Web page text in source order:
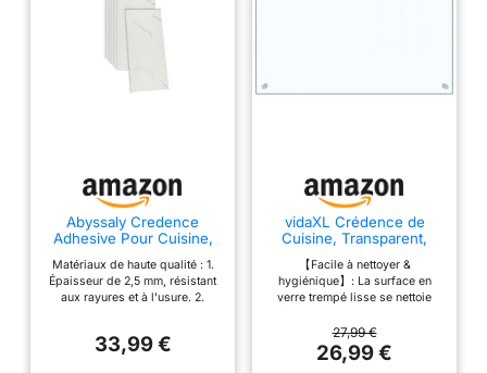
Abyssaly Credence
Adhesive Pour Cuisine,
Salle Bain
Matériaux de haute qualité : 1.
Épaisseur de 2,5 mm, résistant
aux rayures et à l'usure. 2.
intermédiaire pour protéger les
33,99 €
vidaXL Crédence de
Cuisine, Transparent,
70x40 cm, Verre
Trempé, Résistant à la
Chaleur et aux Rayures,
Panneau Mural,
Éclaboussures, Facile à
Nettoyer, Décoration
Cuisine
【Facile à nettoyer &
hygiénique】: La surface en
verre trempé lisse se nettoie
chiffon, gardant votre mur de
cuisine sans éclaboussures et
hygiénique. Idéal derrière
27,99 €
26,99 €